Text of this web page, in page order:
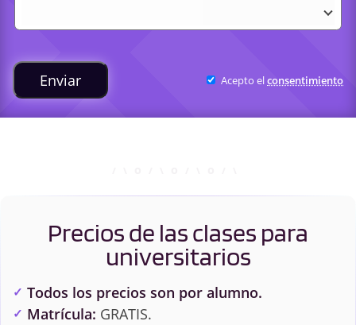
Enviar Acepto elconsentimiento
Precios de las clases para
universitarios
Todos los precios son por alumno.
Matrícula: GRATIS.